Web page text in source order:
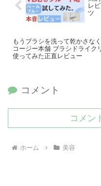
レ
ツ
もうブラシを洗って乾かさな
コージー本舗 ブラシドライク
使ってみた正直レビュー
コメント
コメン
ホーム 美容